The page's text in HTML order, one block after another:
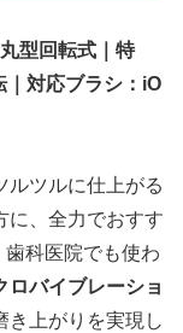
型回転式｜特
｜対応ブラシ：iO
ルツルに仕上がる
に、全力でおすす
歯科医院でも使わ
ロバイブレーショ
き上がりを実現し